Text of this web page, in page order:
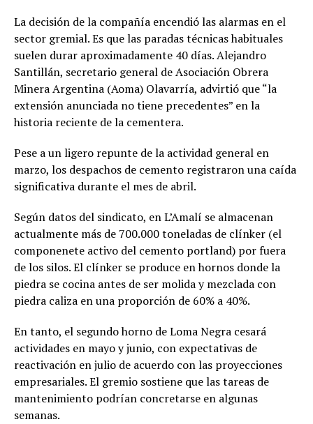
La decisión de la compañía encendió las alarmas en el
sector gremial. Es que las paradas técnicas habituales
suelen durar aproximadamente 40 días. Alejandro
Santillán, secretario general de Asociación Obrera
Minera Argentina (Aoma) Olavarría, advirtió que “la
extensión anunciada no tiene precedentes” en la
historia reciente de la cementera.
Pese a un ligero repunte de la actividad general en
marzo, los despachos de cemento registraron una caída
significativa durante el mes de abril.
Según datos del sindicato, en L’Amalí se almacenan
actualmente más de 700.000 toneladas de clínker (el
componenete activo del cemento portland) por fuera
de los silos. El clínker se produce en hornos donde la
piedra se cocina antes de ser molida y mezclada con
piedra caliza en una proporción de 60% a 40%.
En tanto, el segundo horno de Loma Negra cesará
actividades en mayo y junio, con expectativas de
reactivación en julio de acuerdo con las proyecciones
empresariales. El gremio sostiene que las tareas de
mantenimiento podrían concretarse en algunas
semanas.